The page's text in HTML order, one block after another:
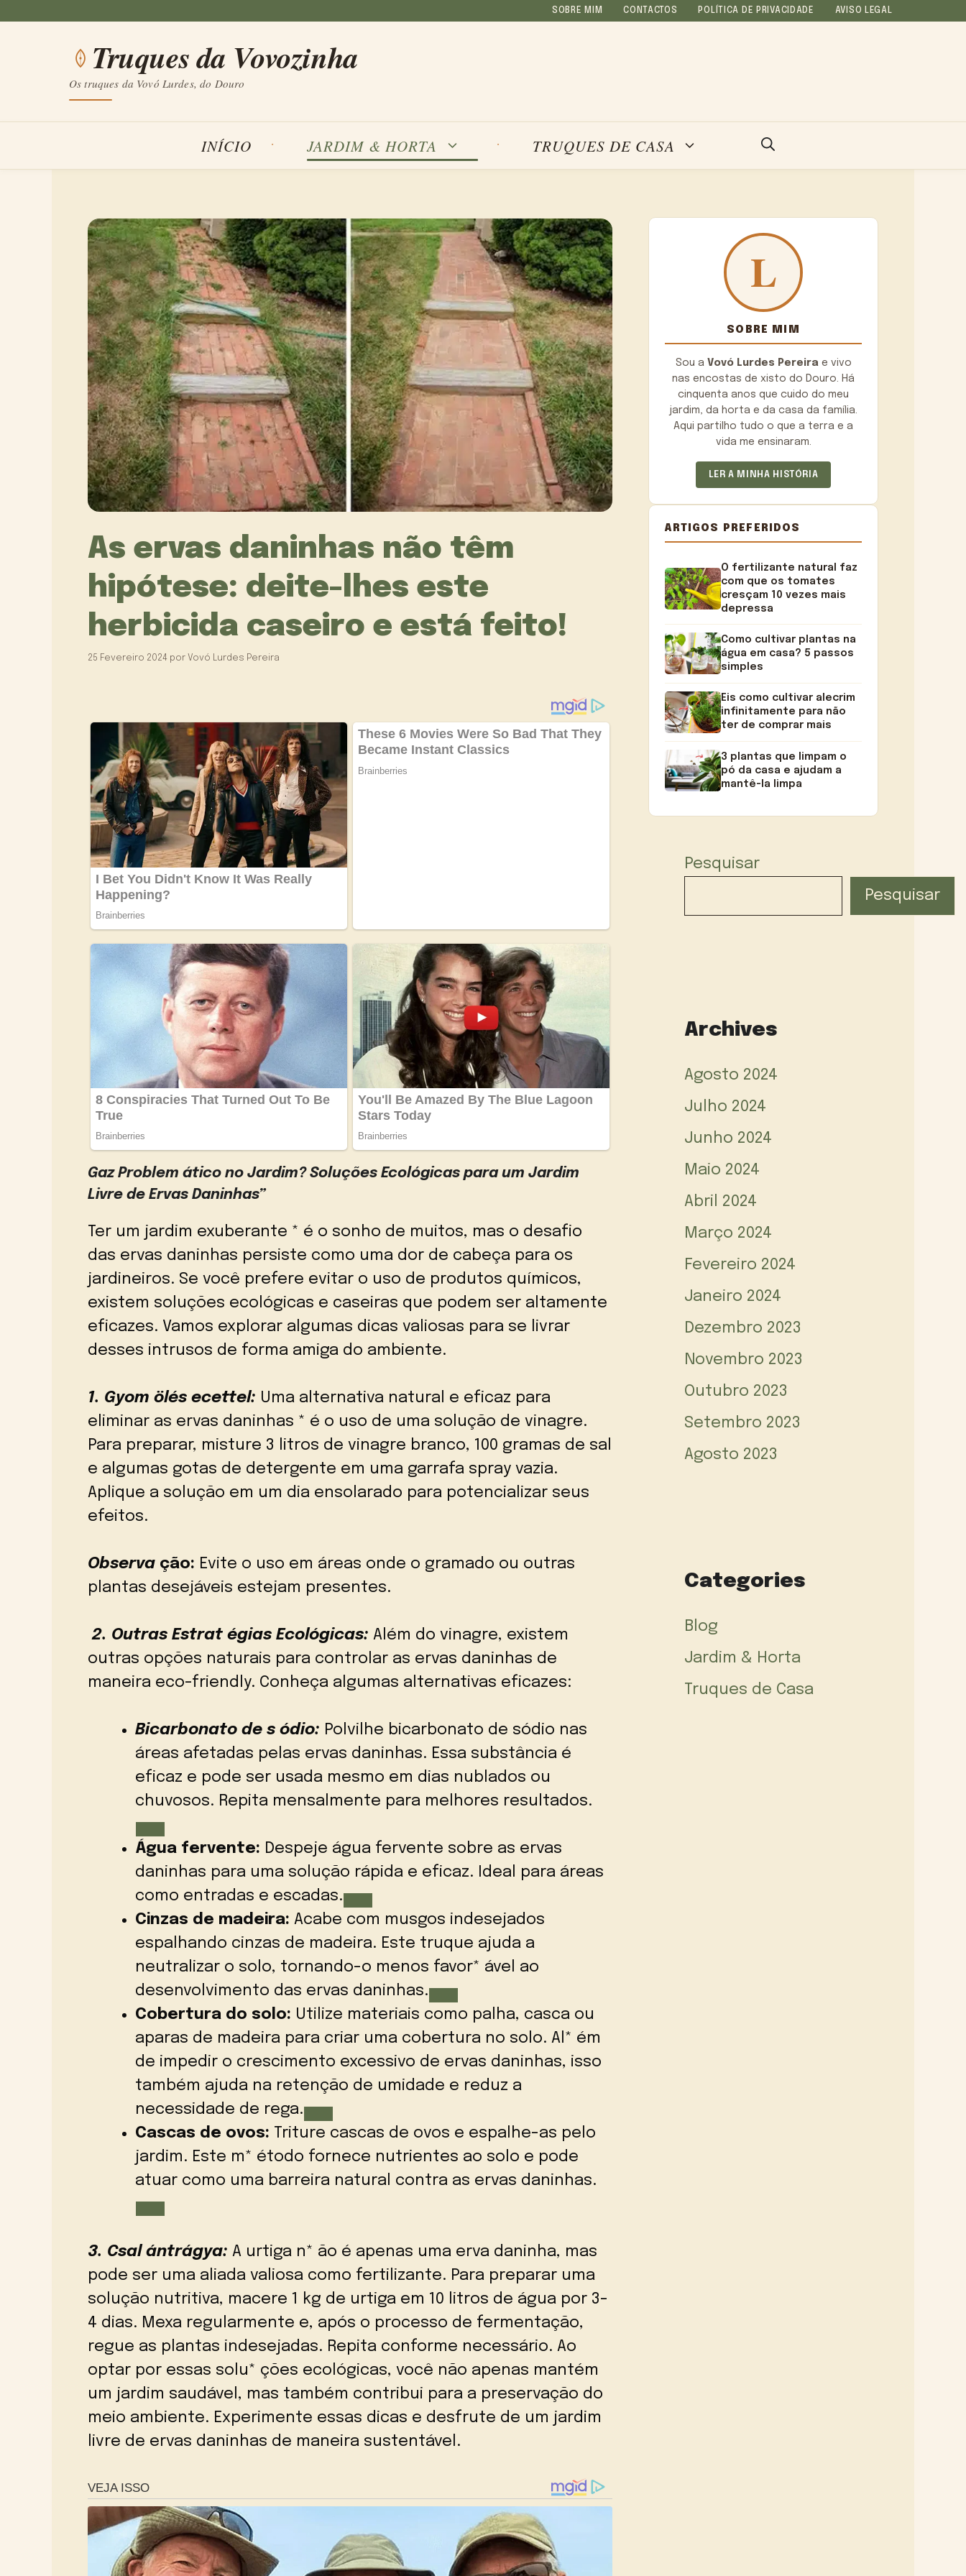
conteúdo
SOBRE MIM CONTACTOS POLÍTICA DE PRIVACIDADE AVISO LEGAL
Truques da Vovozinha
Os truques da Vovó Lurdes, do Douro
INÍCIO JARDIM & HORTA TRUQUES DE CASA
As ervas daninhas não têm
hipótese: deite-lhes este
herbicida caseiro e está feito!
25 Fevereiro 2024 por Vovó Lurdes Pereira
Gaz Problem ático no Jardim? Soluções Ecológicas para um Jardim
Livre de Ervas Daninhas”
Ter um jardim exuberante * é o sonho de muitos, mas o desafio
das ervas daninhas persiste como uma dor de cabeça para os
jardineiros. Se você prefere evitar o uso de produtos químicos,
existem soluções ecológicas e caseiras que podem ser altamente
eficazes. Vamos explorar algumas dicas valiosas para se livrar
desses intrusos de forma amiga do ambiente.
1. Gyom ölés ecettel: Uma alternativa natural e eficaz para
eliminar as ervas daninhas * é o uso de uma solução de vinagre.
Para preparar, misture 3 litros de vinagre branco, 100 gramas de sal
e algumas gotas de detergente em uma garrafa spray vazia.
Aplique a solução em um dia ensolarado para potencializar seus
efeitos.
Observa ção: Evite o uso em áreas onde o gramado ou outras
plantas desejáveis estejam presentes.
2. Outras Estrat égias Ecológicas: Além do vinagre, existem
outras opções naturais para controlar as ervas daninhas de
maneira eco-friendly. Conheça algumas alternativas eficazes:
Bicarbonato de s ódio: Polvilhe bicarbonato de sódio nas
áreas afetadas pelas ervas daninhas. Essa substância é
eficaz e pode ser usada mesmo em dias nublados ou
chuvosos. Repita mensalmente para melhores resultados.
Água fervente: Despeje água fervente sobre as ervas
daninhas para uma solução rápida e eficaz. Ideal para áreas
como entradas e escadas.
Cinzas de madeira: Acabe com musgos indesejados
espalhando cinzas de madeira. Este truque ajuda a
neutralizar o solo, tornando-o menos favor* ável ao
desenvolvimento das ervas daninhas.
Cobertura do solo: Utilize materiais como palha, casca ou
aparas de madeira para criar uma cobertura no solo. Al* ém
de impedir o crescimento excessivo de ervas daninhas, isso
também ajuda na retenção de umidade e reduz a
necessidade de rega.
Cascas de ovos: Triture cascas de ovos e espalhe-as pelo
jardim. Este m* étodo fornece nutrientes ao solo e pode
atuar como uma barreira natural contra as ervas daninhas.
3. Csal ántrágya: A urtiga n* ão é apenas uma erva daninha, mas
pode ser uma aliada valiosa como fertilizante. Para preparar uma
solução nutritiva, macere 1 kg de urtiga em 10 litros de água por 3-
4 dias. Mexa regularmente e, após o processo de fermentação,
regue as plantas indesejadas. Repita conforme necessário. Ao
optar por essas solu* ções ecológicas, você não apenas mantém
um jardim saudável, mas também contribui para a preservação do
meio ambiente. Experimente essas dicas e desfrute de um jardim
livre de ervas daninhas de maneira sustentável.
SOBRE MIM
Sou a Vovó Lurdes Pereirae vivo
nas encostas de xisto do Douro. Há
cinquenta anos que cuido do meu
jardim, da horta e da casa da família.
Aqui partilho tudo o que a terra e a
vida me ensinaram.
LER A MINHA HISTÓRIA
ARTIGOS PREFERIDOS
O fertilizante natural faz
com que os tomates
cresçam 10 vezes mais
depressa
Como cultivar plantas na
água em casa? 5 passos
simples
Eis como cultivar alecrim
infinitamente para não
ter de comprar mais
3 plantas que limpam o
pó da casa e ajudam a
mantê-la limpa
Pesquisar
Pesquisar
Archives
Agosto 2024
Julho 2024
Junho 2024
Maio 2024
Abril 2024
Março 2024
Fevereiro 2024
Janeiro 2024
Dezembro 2023
Novembro 2023
Outubro 2023
Setembro 2023
Agosto 2023
Categories
Blog
Jardim & Horta
Truques de Casa